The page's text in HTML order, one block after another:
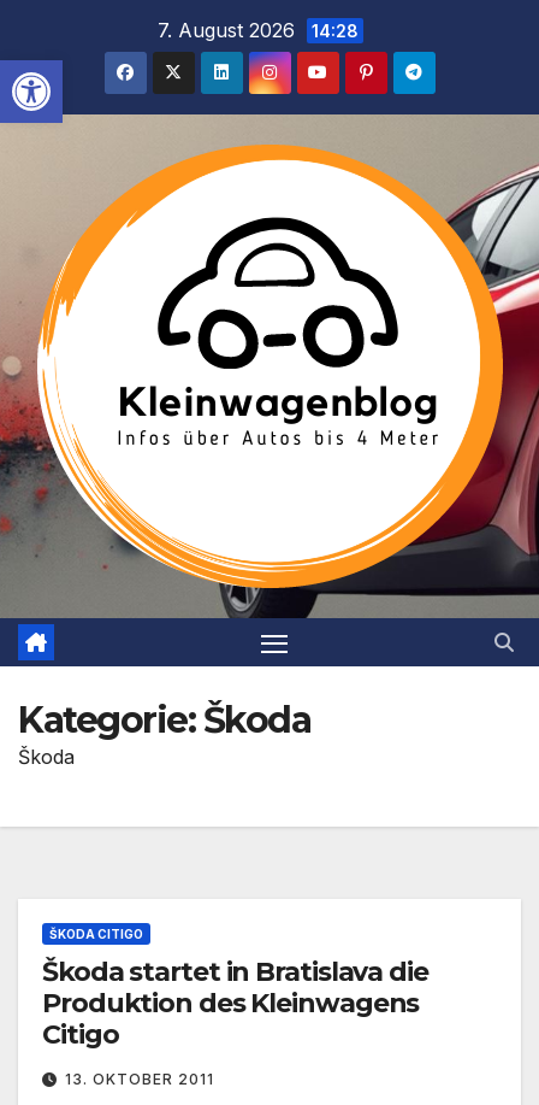
Werkzeugleiste öffnen
springen
7. August 2026 14:28
Kategorie:Škoda
Škoda
ŠKODA CITIGO
Škoda startet in Bratislava die
Produktion des Kleinwagens
Citigo
13. OKTOBER 2011